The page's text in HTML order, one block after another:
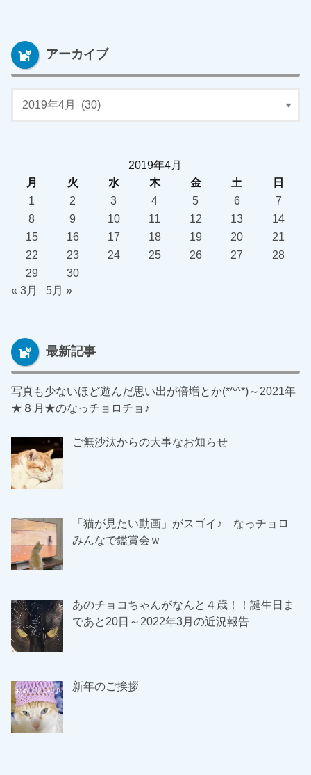
アーカイブ
2019年4月
月
火 水 木 金 土
日
1
2 3 4 5 6
7
8
9 10 11 12 13
14
15
16 17 18 19 20
21
22
23 24 25 26 27
28
29
30
« 3月
5月 »
最新記事
写真も少ないほど遊んだ思い出が倍増とか(*^^*)～2021年
★８月★のなっチョロチョ♪
ご無沙汰からの大事なお知らせ
「猫が見たい動画」がスゴイ♪ なっチョロ
みんなで鑑賞会ｗ
あのチョコちゃんがなんと４歳！！誕生日ま
であと20日～2022年3月の近況報告
新年のご挨拶